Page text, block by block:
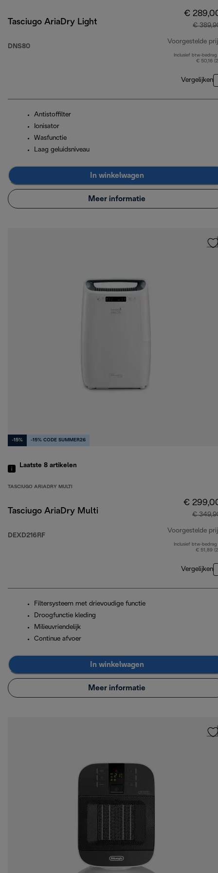
Tasciugo AriaDry Light
DNS80
€
€
Voorgestelde
Inclusief btw-bedrag
€ 50,16
Vergelijken
Antistoffilter
Ionisator
Wasfunctie
Laag geluidsniveau
In winkelwagen
Meer informatie
-15% -15% CODE SUMMER26
Laatste 8 artikelen
TASCIUGO ARIADRY MULTI
Tasciugo AriaDry Multi
DEXD216RF
€
€
Voorgestelde
Inclusief btw-bedrag
€ 51,89
Vergelijken
Filtersysteem met drievoudige functie
Droogfunctie kleding
Milieuvriendelijk
Continue afvoer
In winkelwagen
Meer informatie